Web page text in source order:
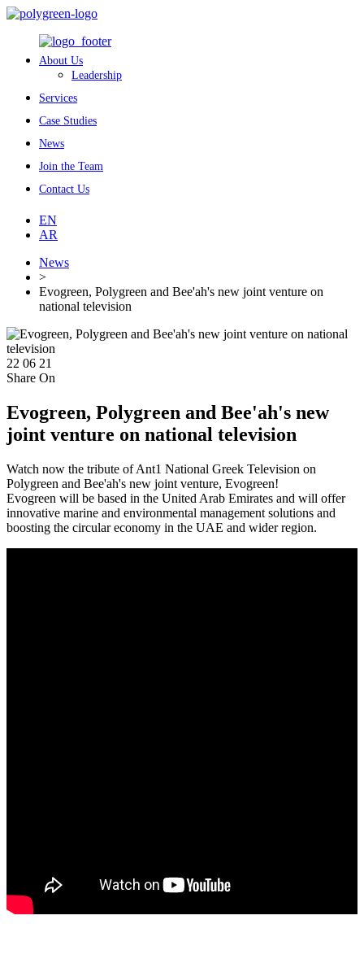
About Us
Leadership
Services
Case Studies
News
Join the Team
Contact Us
EN
AR
News
>
Evogreen, Polygreen and Bee'ah's new joint venture on
national television
22 06 21
Share On
Evogreen, Polygreen and Bee'ah's new
joint venture on national television
Watch now the tribute of Ant1 National Greek Television on
Polygreen and Bee'ah's new joint venture, Evogreen!
Evogreen will be based in the United Arab Emirates and will offer
innovative marine and environmental management solutions and
boosting the circular economy in the UAE and wider region.